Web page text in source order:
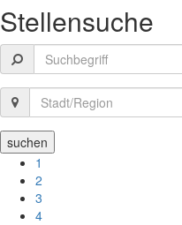
Stellensuche
1
2
3
4